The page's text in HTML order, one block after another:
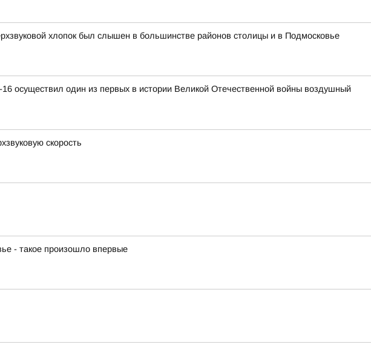
хлопок был слышен в большинстве районов столицы и в Подмосковье
осуществил один из первых в истории Великой Отечественной войны воздушный
скорость
- такое произошло впервые